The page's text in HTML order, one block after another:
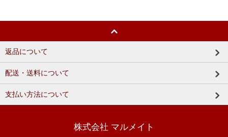
返品について
配送・送料について
支払い方法について
株式会社 マルメイト